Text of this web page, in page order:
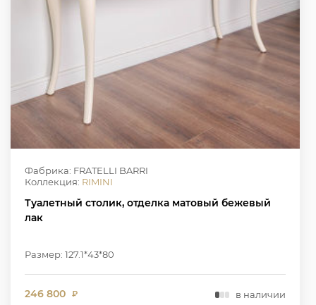
Фабрика: FRATELLI BARRI
Коллекция: RIMINI
Туалетный столик, отделка матовый бежевый
лак
Размер: 127.1*43*80
246 800 ₽ в наличии